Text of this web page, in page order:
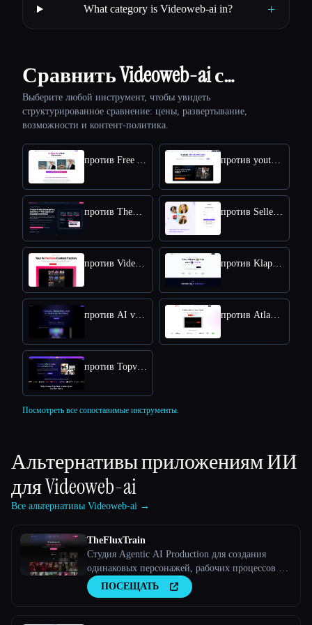
What category is Videoweb-ai in? +
Сравнить Videoweb-ai с…
Выберите любой инструмент, чтобы увидеть
структурированное сравнение: цены, развертывание,
возможности и контент-политика.
против Free AI kissing video generator против youtube video downloader
против TheFluxTrain против SellerPic AI
против VideoIdeas AI против Klap App
против AI video editor против Atlabs AI
против Topview AI URL to Video
Посмотреть все сопоставимые инструменты.
Альтернативы приложениям ИИ
дляVideoweb-ai
Все альтернативы Videoweb-ai →
TheFluxTrain
Студия Agentic AI Production для создания
одинаковых персонажей, рабочих процессов и
видеоПОСЕЩАТЬ